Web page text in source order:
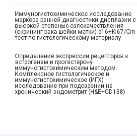
Иммуногистохимическое исследование
маркёра ранней диагностики дисплазии с
высокой степенью озлокачествления
(скрининг рака шейки матки) p16+Ki67/Cin-
тест по гистологическому материалу
Определение экспрессии рецепторов к
эстрогенам и прогестерону
иммуногистохимическим методом.
Комплексное гистологическое и
иммуногистохимическое (ИГХ)
исследование при подозрении на
хронический эндометрит (H&E+CD138)